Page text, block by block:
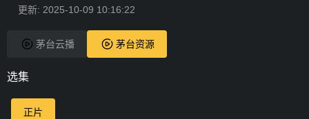
更新: 2025-10-09 10:16:22
茅台云播 茅台资源
选集
正片